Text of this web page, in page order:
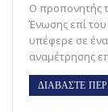
Ο προπονητής
Ένωσης επί
υπέφερε σε
αναμέτρησης
ΔΙΑΒΑΣΤΕ